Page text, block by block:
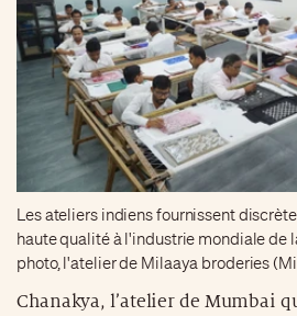
Les ateliers indiens fournissent
haute qualité à l'industrie mondiale de
photo, l'atelier de Milaaya broderies
Chanakya, l’atelier de Mumbai